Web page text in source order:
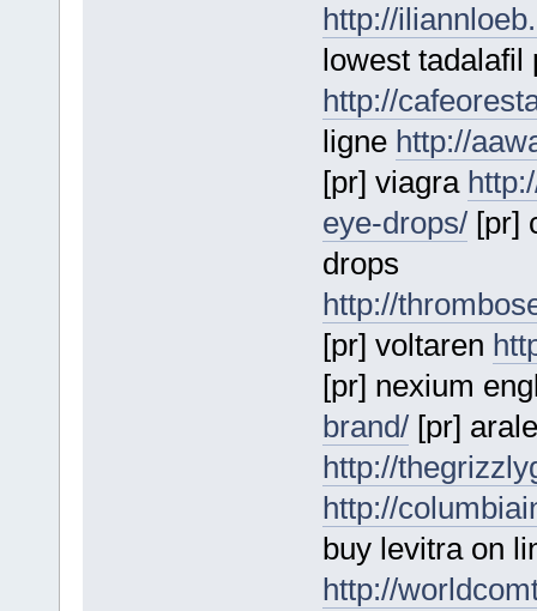
http://
lowest tadalafil
http://
ligne http://
[pr] viagra
eye-drops/[pr]
drops
http://
[pr] voltaren
[pr] nexium
brand/[pr]
http://
http://
buy levitra on
http://